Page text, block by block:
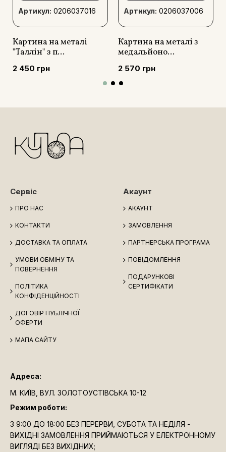
Артикул: 0206037016
Картина на металі
"Таллін" з п...
2 450 грн
Артикул: 0206037006
Картина на металі з
медальйоно...
2 570 грн
Сервіс
ПРО НАС
КОНТАКТИ
ДОСТАВКА ТА ОПЛАТА
УМОВИ ОБМІНУ ТА
ПОВЕРНЕННЯ
ПОЛІТИКА
КОНФІДЕНЦІЙНОСТІ
ДОГОВІР ПУБЛІЧНОЇ
ОФЕРТИ
МАПА САЙТУ
Акаунт
АКАУНТ
ЗАМОВЛЕННЯ
ПАРТНЕРСЬКА ПРОГРАМА
ПОВІДОМЛЕННЯ
ПОДАРУНКОВІ
СЕРТИФІКАТИ
Адреса:
М. КИЇВ, ВУЛ. ЗОЛОТОУСТІВСЬКА 10-12
Режим роботи:
З 9:00 ДО 18:00 БЕЗ ПЕРЕРВИ, СУБОТА ТА НЕДІЛЯ -
ВИХІДНІ ЗАМОВЛЕННЯ ПРИЙМАЮТЬСЯ У ЕЛЕКТРОННОМУ
ВИГЛЯДІ БЕЗ ВИХІДНИХ;